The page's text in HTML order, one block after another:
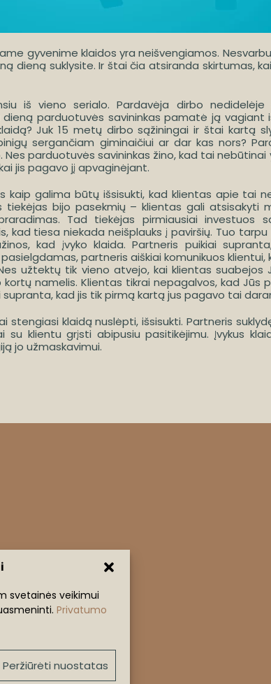
svetainės veikimui
Privatumo
Peržiūrėti nuostatas
gyvenime klaidos yra neišvengiamos.
dieną suklysite. Ir štai čia atsiranda skirtumas,
iš vieno serialo. Pardavėja dirbo nedidelėje
parduotuvės savininkas pamatė ją vagiant
Juk 15 metų dirbo sąžiningai ir štai kartą
sergančiam giminaičiui ar dar kas nors?
parduotuvės savininkas žino, kad tai nebūtinai
jis pagavo jį apvaginėjant.
kaip galima būtų išsisukti, kad klientas apie tai
tiekėjas bijo pasekmių – klientas gali atsisakyti
Tad tiekėjas pirmiausiai investuos
kad tiesa niekada neišplauks į paviršių. Tuo tarpu
kad įvyko klaida. Partneris puikiai
partneris aiškiai komunikuos
užtektų tik vieno atvejo, kai klientas suabejos
namelis. Klientas tikrai nepagalvos, kad Jūs
kad jis tik pirmą kartą jus pagavo tai
stengiasi klaidą nuslėpti, išsisukti. Partneris
klientu grįsti abipusiu pasitikėjimu. Įvykus
jo užmaskavimui.